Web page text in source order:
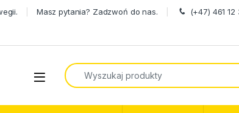
Masz pytania? Zadzwoń do nas. (+47) 461 12
Open
Search for: